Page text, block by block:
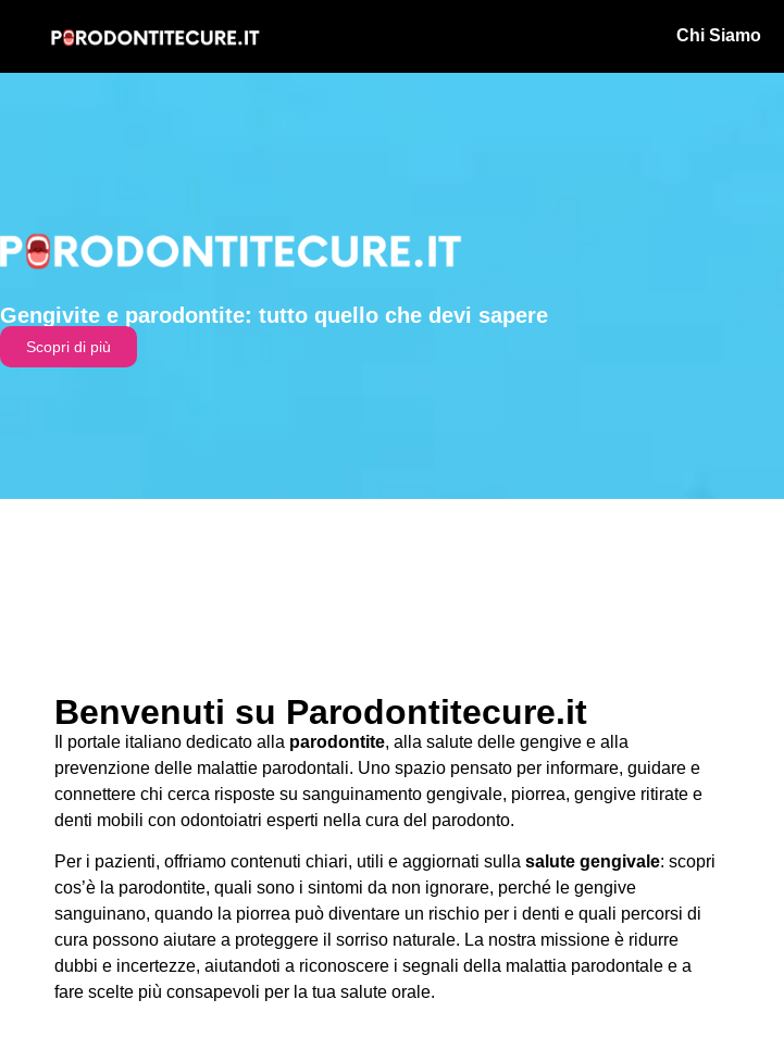
Chi Siamo
Gengivite e parodontite: tutto quello che devi sapere
Scopri di più
Benvenuti su Parodontitecure.it
Il portale italiano dedicato alla parodontite, alla salute delle gengive e alla
prevenzione delle malattie parodontali. Uno spazio pensato per informare, guidare e
connettere chi cerca risposte su sanguinamento gengivale, piorrea, gengive ritirate e
denti mobili con odontoiatri esperti nella cura del parodonto.
Per i pazienti, offriamo contenuti chiari, utili e aggiornati sullasalute gengivale: scopri
cos’è la parodontite, quali sono i sintomi da non ignorare, perché le gengive
sanguinano, quando la piorrea può diventare un rischio per i denti e quali percorsi di
cura possono aiutare a proteggere il sorriso naturale. La nostra missione è ridurre
dubbi e incertezze, aiutandoti a riconoscere i segnali della malattia parodontale e a
fare scelte più consapevoli per la tua salute orale.